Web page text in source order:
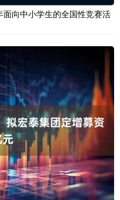
向中小学生的全国性竞赛活